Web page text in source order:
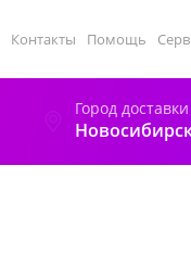
Контакты Помощь
Город доставки